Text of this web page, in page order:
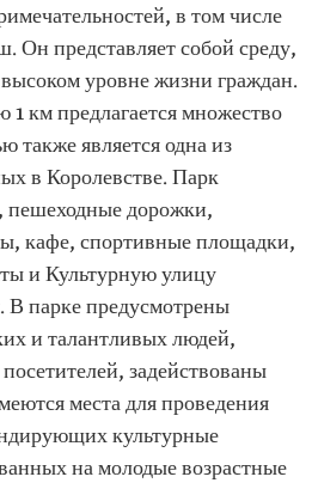
в том числе
Он представляет собой среду,
уровне жизни граждан.
км предлагается множество
также является одна из
в Королевстве. Парк
пешеходные дорожки,
кафе, спортивные площадки,
и Культурную улицу
В парке предусмотрены
и талантливых людей,
задействованы
места для проведения
культурные
на молодые возрастные